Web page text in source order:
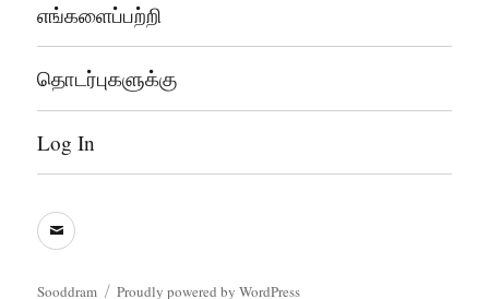
எங்களைப்பற்றி
தொடர்புகளுக்கு
Log In
sooddram@gmail.com
Sooddram Proudly powered by WordPress